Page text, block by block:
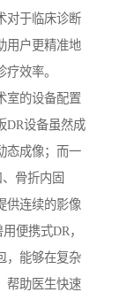
对于临床诊断
用户更精准地
效率。
室的设备配置
DR设备虽然成
态成像；而一
骨折内固
供连续的影像
便携式DR，
，能够在复杂
帮助医生快速